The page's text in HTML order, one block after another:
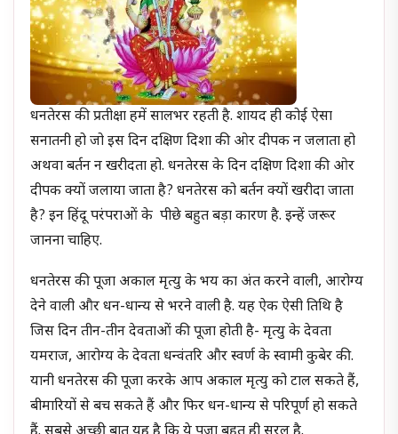
धनतेरस की प्रतीक्षा हमें सालभर रहती है. शायद ही कोई ऐसा
सनातनी हो जो इस दिन दक्षिण दिशा की ओर दीपक न जलाता हो
अथवा बर्तन न खरीदता हो. धनतेरस के दिन दक्षिण दिशा की ओर
दीपक क्यों जलाया जाता है? धनतेरस को बर्तन क्यों खरीदा जाता
है? इन हिंदू परंपराओं के पीछे बहुत बड़ा कारण है. इन्हें जरूर
जानना चाहिए.
धनतेरस की पूजा अकाल मृत्यु के भय का अंत करने वाली, आरोग्य
देने वाली और धन-धान्य से भरने वाली है. यह ऐक ऐसी तिथि है
जिस दिन तीन-तीन देवताओं की पूजा होती है- मृत्यु के देवता
यमराज, आरोग्य के देवता धन्वंतरि और स्वर्ण के स्वामी कुबेर की.
यानी धनतेरस की पूजा करके आप अकाल मृत्यु को टाल सकते हैं,
बीमारियों से बच सकते हैं और फिर धन-धान्य से परिपूर्ण हो सकते